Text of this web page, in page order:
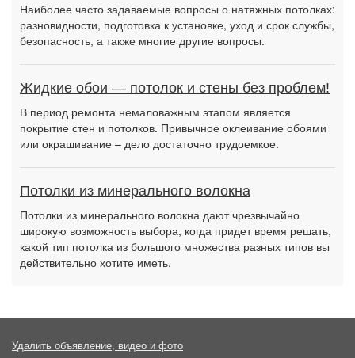
Наиболее часто задаваемые вопросы о натяжных потолках:
разновидности, подготовка к установке, уход и срок службы,
безопасность, а также многие другие вопросы.
Жидкие обои — потолок и стены без проблем!
В период ремонта немаловажным этапом является
покрытие стен и потолков. Привычное оклеивание обоями
или окрашивание – дело достаточно трудоемкое.
Потолки из минерального волокна
Потолки из минерального волокна дают чрезвычайно
широкую возможность выбора, когда придет время решать,
какой тип потолка из большого множества разных типов вы
действительно хотите иметь.
Удалить объявление, видео и фото